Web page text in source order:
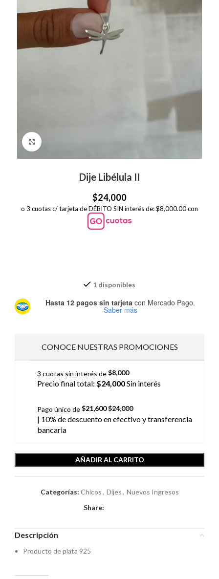
Dije Libélula II
$24,000
o 3 cuotas c/ tarjeta de DÉBITO SIN interés de: $8,000.00 con
1 disponibles
Hasta 12 pagos sin tarjeta con Mercado Pago.
Saber más
CONOCE NUESTRAS PROMOCIONES
3 cuotas sin interés de$8,000
Precio final total: $24,000Sin interés
Pago único de$21,600$24,000
| 10% de descuentoen efectivo y transferencia
bancaria
AÑADIR AL CARRITO
Categorías: Chicos, Dijes, Nuevos Ingresos
Share:
Descripción
Producto de plata 925